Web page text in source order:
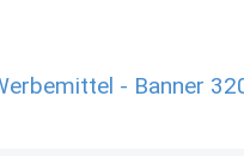
- Banner